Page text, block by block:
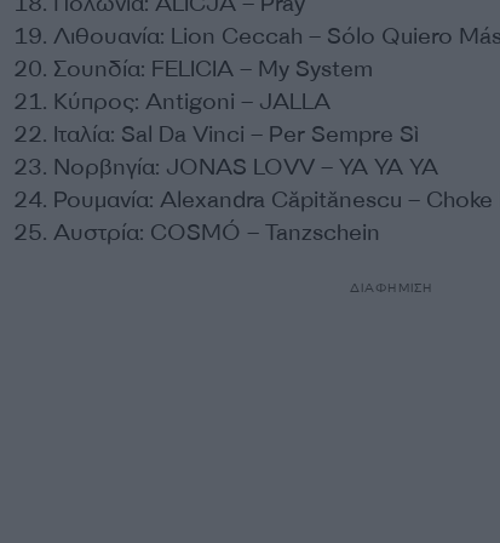
Λιθουανία: Lion Ceccah – Sólo Quiero
Σουηδία: FELICIA – My System
Κύπρος: Antigoni – JALLA
Ιταλία: Sal Da Vinci – Per Sempre Sì
Νορβηγία: JONAS LOVV – YA YA YA
Ρουμανία: Alexandra Căpitănescu – Choke
Αυστρία: COSMÓ – Tanzschein
ΔΙΑΦΗΜΙΣΗ